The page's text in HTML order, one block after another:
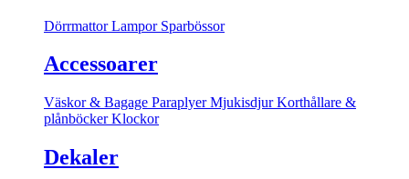
DörrmattorLampor Sparbössor
Accessoarer
Väskor & Bagage ParaplyerMjukisdjurKorthållare &
plånböckerKlockor
Dekaler